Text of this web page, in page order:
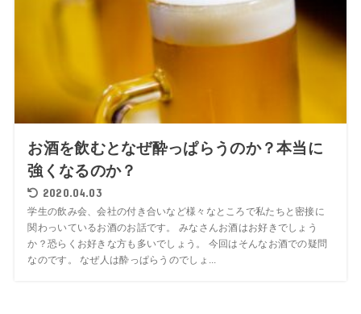
お酒を飲むとなぜ酔っぱらうのか？本当に
強くなるのか？
2020.04.03
学生の飲み会、会社の付き合いなど様々なところで私たちと密接に
関わっいているお酒のお話です。 みなさんお酒はお好きでしょう
か？恐らくお好きな方も多いでしょう。 今回はそんなお酒での疑問
なのです。 なぜ人は酔っぱらうのでしょ...